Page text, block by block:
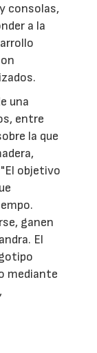
consolas,
a la
una
entre
la que
objetivo
ganen
El
mediante